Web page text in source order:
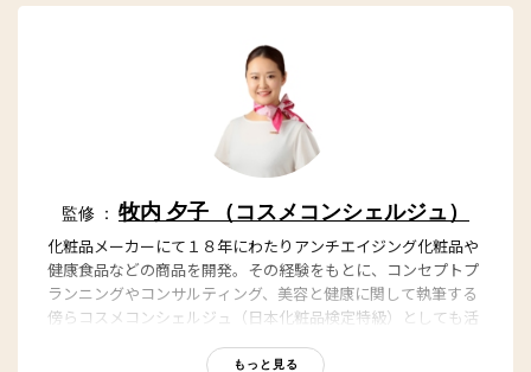
監修 ： 牧内 夕子 （コスメコンシェルジュ）
化粧品メーカーにて１８年にわたりアンチエイジング化粧品や
健康食品などの商品を開発。その経験をもとに、コンセプトプ
ランニングやコンサルティング、美容と健康に関して執筆する
傍らコスメコンシェルジュ（日本化粧品検定特級）としても活
もっと見る